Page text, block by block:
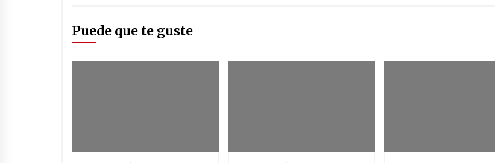
Puede que te guste